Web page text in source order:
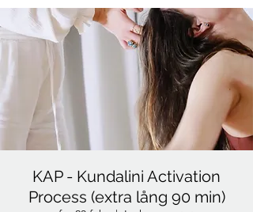
KAP - Kundalini Activation
Process (extra lång 90 min)